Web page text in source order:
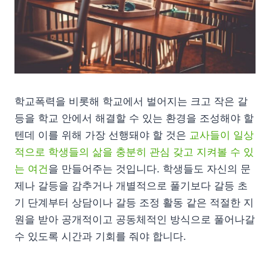
학교폭력을 비롯해 학교에서 벌어지는 크고 작은 갈
등을 학교 안에서 해결할 수 있는 환경을 조성해야 할
텐데 이를 위해 가장 선행돼야 할 것은 교사들이 일상
적으로 학생들의 삶을 충분히 관심 갖고 지켜볼 수 있
는 여건을 만들어주는 것입니다. 학생들도 자신의 문
제나 갈등을 감추거나 개별적으로 풀기보다 갈등 초
기 단계부터 상담이나 갈등 조정 활동 같은 적절한 지
원을 받아 공개적이고 공동체적인 방식으로 풀어나갈
수 있도록 시간과 기회를 줘야 합니다.